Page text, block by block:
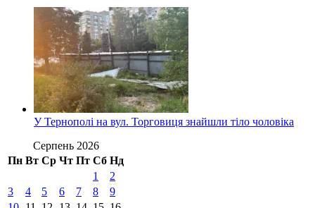
У Тернополі на вул. Торговиця знайшли тіло чоловіка
Серпень 2026
Пн Вт Ср Чт Пт Сб Нд
1
2
3
4 5 6 7 8
9